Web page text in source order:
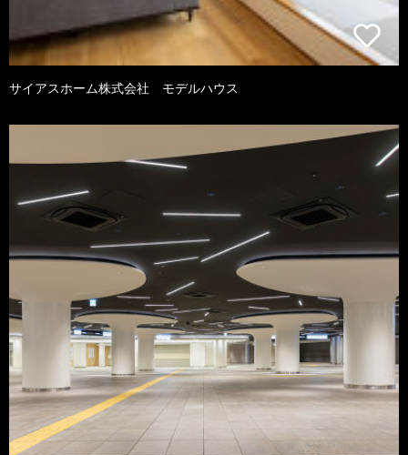
サイアスホーム株式会社 モデルハウス